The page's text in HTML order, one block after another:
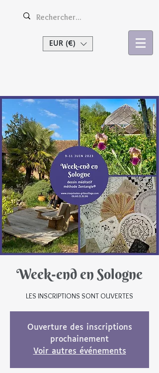
EUR (€)
Week-end en Sologne
LES INSCRIPTIONS SONT OUVERTES
Ouverture des inscriptions
prochainement
Voir autres événements